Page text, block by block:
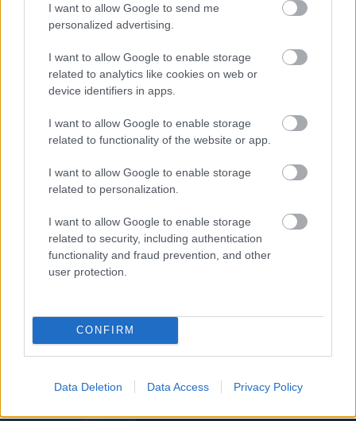
I want to allow Google to send me
personalized advertising.
I want to allow Google to enable storage
related to analytics like cookies on web or
device identifiers in apps.
I want to allow Google to enable storage
related to functionality of the website or app.
I want to allow Google to enable storage
related to personalization.
I want to allow Google to enable storage
related to security, including authentication
functionality and fraud prevention, and other
user protection.
CONFIRM
Data Deletion Data Access Privacy Policy
Kapcsolódó hírek
EGYKORI JÁTÉKOSOK
"IZGALOMBA" HOZTA A
UNITED SZURKOLÓKAT